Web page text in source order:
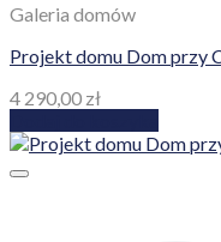
Galeria domów
Projekt domu Dom przy
4 290,00 zł